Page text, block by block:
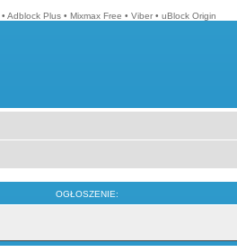
• Adblock Plus • Mixmax Free • Viber • uBlock Origin
OGŁOSZENIE: